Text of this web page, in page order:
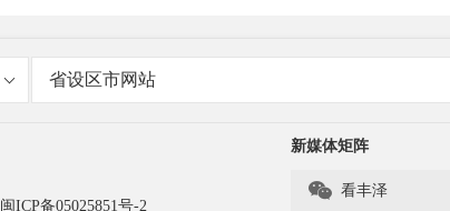
省设区市网站
闽ICP备05025851号-2
新媒体矩阵
 看丰泽